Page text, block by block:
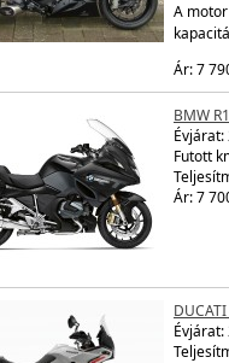
A
Ár: 7
BMW
Évjárat:
Futott
Ár: 7
DUCATI
Évjárat: